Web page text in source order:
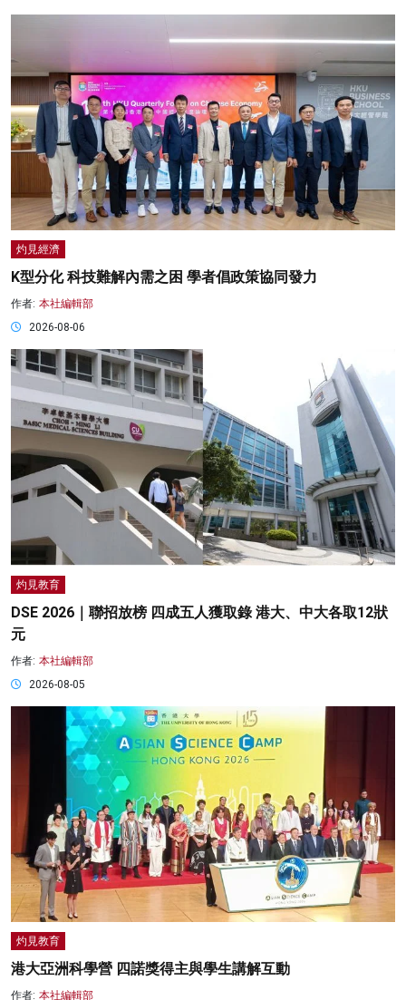
灼見經濟
K型分化 科技難解內需之困 學者倡政策協同發力
作者: 本社編輯部
2026-08-06
灼見教育
DSE 2026｜聯招放榜 四成五人獲取錄 港大、中大各取12狀
元
作者: 本社編輯部
2026-08-05
灼見教育
港大亞洲科學營 四諾獎得主與學生講解互動
作者: 本社編輯部